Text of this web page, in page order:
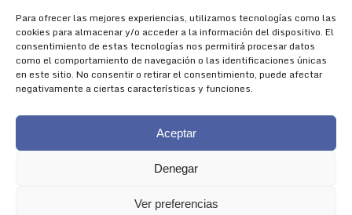
Para ofrecer las mejores experiencias, utilizamos tecnologías como las
cookies para almacenar y/o acceder a la información del dispositivo. El
consentimiento de estas tecnologías nos permitirá procesar datos
como el comportamiento de navegación o las identificaciones únicas
en este sitio. No consentir o retirar el consentimiento, puede afectar
negativamente a ciertas características y funciones.
Aceptar
Denegar
Ver preferencias
TREK
SÍGUENOS
Encuéntranos en:
Facebook
page
YouTube
page
Instagram
page